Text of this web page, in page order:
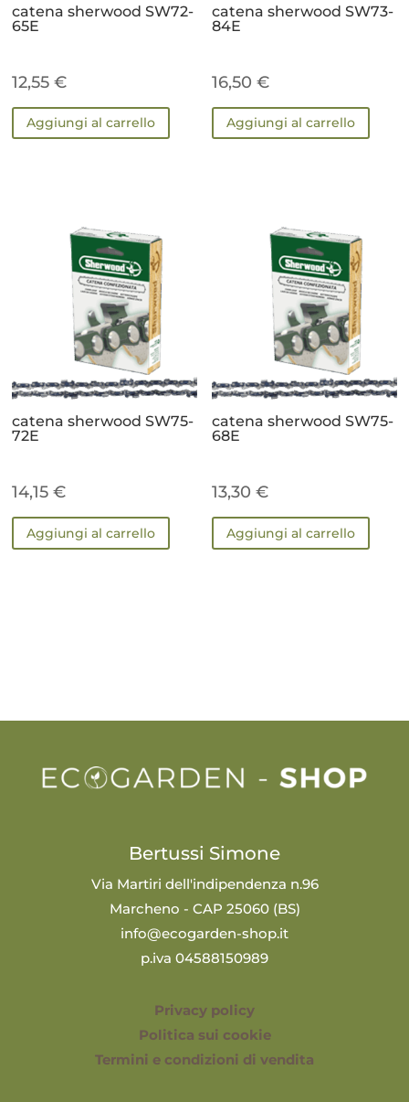
catena sherwood SW72-
65E
12,55€
Aggiungi al carrello
catena sherwood SW73-
84E
16,50€
Aggiungi al carrello
catena sherwood SW75-
72E
14,15€
Aggiungi al carrello
catena sherwood SW75-
68E
13,30€
Aggiungi al carrello
Bertussi Simone
Via Martiri dell'indipendenza n.96
Marcheno - CAP 25060 (BS)
info@ecogarden-shop.it
p.iva 04588150989
Privacy policy
Politica sui cookie
Termini e condizioni di vendita